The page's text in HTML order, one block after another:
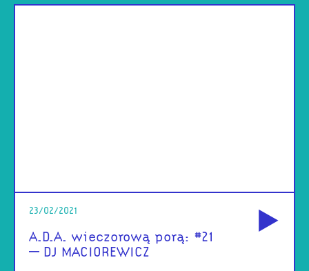
23/02/2021
A.D.A. wieczorową porą: #21
– DJ MACIOREWICZ